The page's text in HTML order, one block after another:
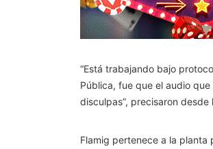
“Está trabajando bajo
Pública, fue que el audio
disculpas”, precisaron
Flamig pertenece a la planta